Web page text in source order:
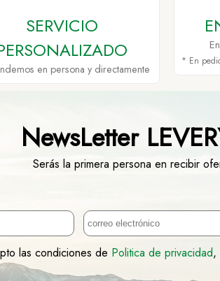
SERVICIO
en persona y directamente
* En
NewsLetter
Serás la primera persona en recibir
las condiciones de Politica de privacidad,